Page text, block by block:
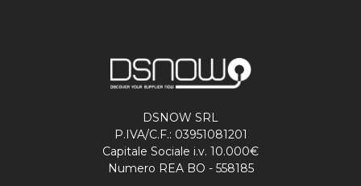
DSNOW SRL
P.IVA/C.F.: 03951081201
Capitale Sociale i.v. 10.000€
Numero REA BO - 558185